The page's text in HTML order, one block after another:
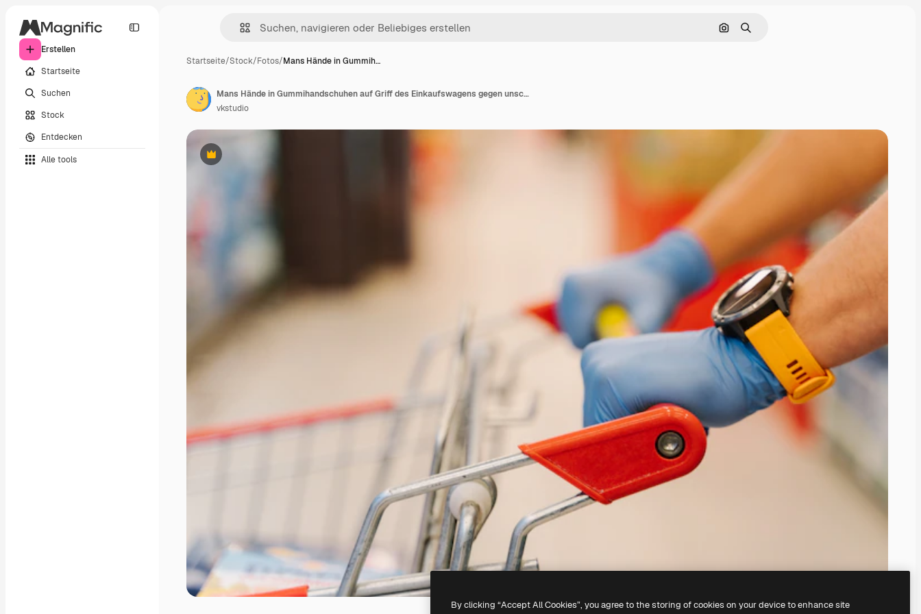
Erstellen
Startseite
Suchen
Stock
Entdecken
Alle tools
Nach Bild suchen
Suchen
Startseite/Stock/Fotos/Mans Hände in Gummih…
Premium
Mans Hände in Gummihandschuhen auf Griff des Einkaufswagens gegen unscharfen Supermarkthintergrund
vkstudio
By clicking “Accept All Cookies”, you agree to the storing of cookies on your device to enhance site